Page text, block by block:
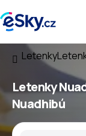
Letenky
Letenky
Nuadhibú